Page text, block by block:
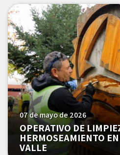
07 de mayo de 2026
OPERATIVO DE
HERMOSEAMIENTO
VALLE